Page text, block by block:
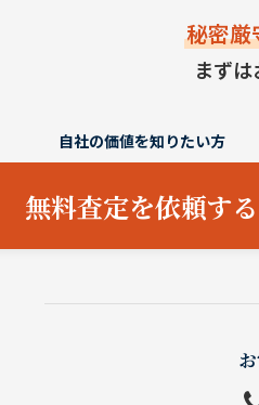
秘密厳
まず
自社の価値を知りたい方
無料査定を依頼する